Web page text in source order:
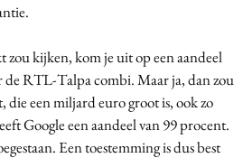
zou kijken, kom je uit op een aandeel
de RTL-Talpa combi. Maar ja, dan zou
die een miljard euro groot is, ook zo
Google een aandeel van 99 procent.
Een toestemming is dus best